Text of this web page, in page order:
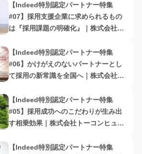
【Indeed特別認定パートナー特集
#07】採用支援企業に求められるもの
は『採用課題の明確化』｜株式会社採
【Indeed特別認定パートナー特集
#06】かけがえのないパートナーとし
て採用の新常識を全国へ｜株式会社プ
【Indeed特別認定パートナー特集
#05】採用成功へのこだわりが生み出
す相乗効果｜株式会社トーコンヒュー
【Indeed特別認定パートナー特集